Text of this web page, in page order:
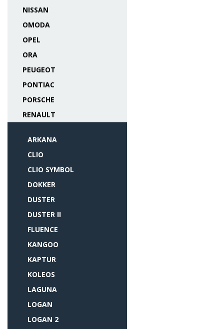
NISSAN
OMODA
OPEL
ORA
PEUGEOT
PONTIAC
PORSCHE
RENAULT
ARKANA
CLIO
CLIO SYMBOL
DOKKER
DUSTER
DUSTER II
FLUENCE
KANGOO
KAPTUR
KOLEOS
LAGUNA
LOGAN
LOGAN 2